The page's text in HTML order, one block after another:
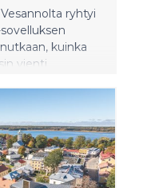
ryhtyi
kuinka
vienti
arjen apuna
että itse
pienikin
suuri